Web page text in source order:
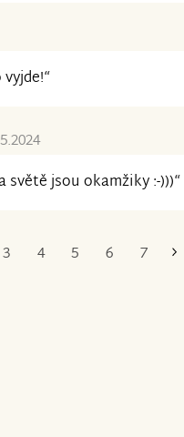
světě jsou okamžiky :-)))“
3 4 5 6 7